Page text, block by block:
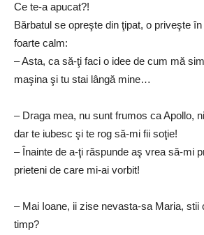
Ce te-a apucat?!
Bărbatul se opreşte din ţipat, o priveşte
foarte calm:
– Asta, ca să-ţi faci o idee de cum mă
maşina şi tu stai lângă mine…
– Draga mea, nu sunt frumos ca Apollo,
dar te iubesc şi te rog să-mi fii soţie!
– Înainte de a-ţi răspunde aş vrea să-mi
prieteni de care mi-ai vorbit!
– Mai Ioane, ii zise nevasta-sa Maria, stii
timp?